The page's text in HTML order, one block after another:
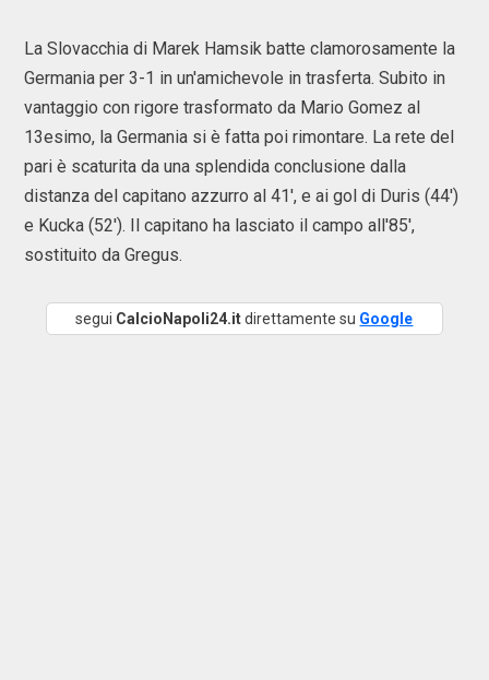
La Slovacchia di Marek Hamsik batte clamorosamente la
Germania per 3-1 in un'amichevole in trasferta. Subito in
vantaggio con rigore trasformato da Mario Gomez al
13esimo, la Germania si è fatta poi rimontare. La rete del
pari è scaturita da una splendida conclusione dalla
distanza del capitano azzurro al 41', e ai gol di Duris (44')
e Kucka (52'). Il capitano ha lasciato il campo all'85',
sostituito da Gregus.
segui CalcioNapoli24.itdirettamente su Google